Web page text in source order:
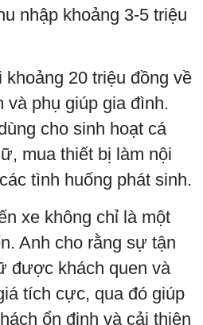
nhập khoảng 3-5 triệu
20 triệu đồng về
và phụ giúp gia đình.
cho sinh hoạt cá
mua thiết bị làm nội
tình huống phát sinh.
xe không chỉ là một
Anh cho rằng sự tận
được khách quen và
tích cực, qua đó giúp
ổn định và cải thiện